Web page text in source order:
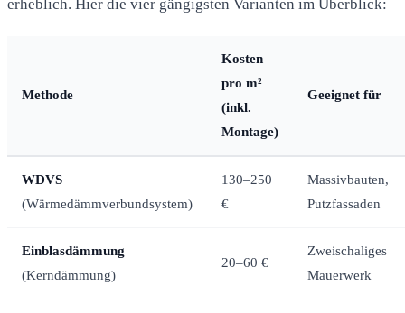
erheblich. Hier die vier gängigsten Varianten im Überblick:
Methode
Kosten
pro m²
(inkl.
Montage)
Geeignet für
WDVS
(Wärmedämmverbundsystem)
130–250
€
Massivbauten,
Putzfassaden
Einblasdämmung
(Kerndämmung)
20–60 €
Zweischaliges
Mauerwerk